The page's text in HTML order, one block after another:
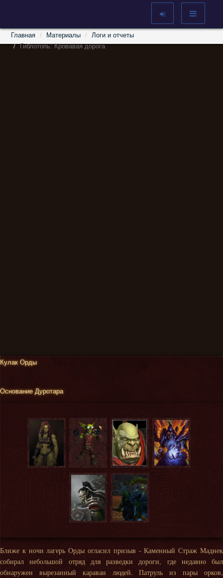
Главная Материалы
Логи и отчеты
Гиблотопь: Кровавая дорога
Кулак Орды
Основание Дуротара
Ближе к ночи лагерь Орды огласил призыв - Каменный Страж Маднек
собирал небольшой отряд для разведки дороги, где недавно был
обнаружен вырезанный караван людей. Патруль из пары орков,